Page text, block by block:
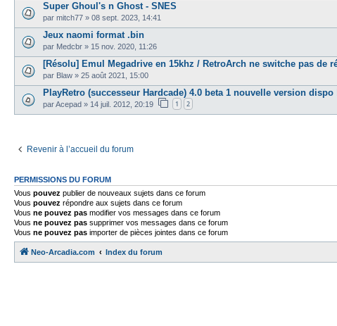
Super Ghoul's n Ghost - SNES
par mitch77 » 08 sept. 2023, 14:41
Jeux naomi format .bin
par Medcbr » 15 nov. 2020, 11:26
[Résolu] Emul Megadrive en 15khz / RetroArch ne switche pas de
par Blaw » 25 août 2021, 15:00
PlayRetro (successeur Hardcade) 4.0 beta 1 nouvelle version dispo
parAcepad » 14 juil. 2012, 20:19 1 2
Revenir à l’accueil du forum
PERMISSIONS DU FORUM
Vous pouvez publier de nouveaux sujets dans ce forum
Vous pouvez répondre aux sujets dans ce forum
Vous ne pouvez pas modifier vos messages dans ce forum
Vous ne pouvez pas supprimer vos messages dans ce forum
Vous ne pouvez pas importer de pièces jointes dans ce forum
Neo-Arcadia.com Index du forum